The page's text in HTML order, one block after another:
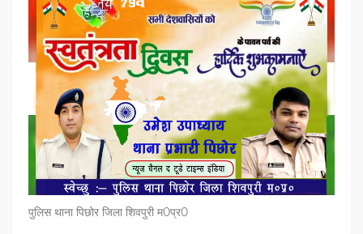
पुलिस थाना पिछोर जिला शिवपुरी म0प्र0